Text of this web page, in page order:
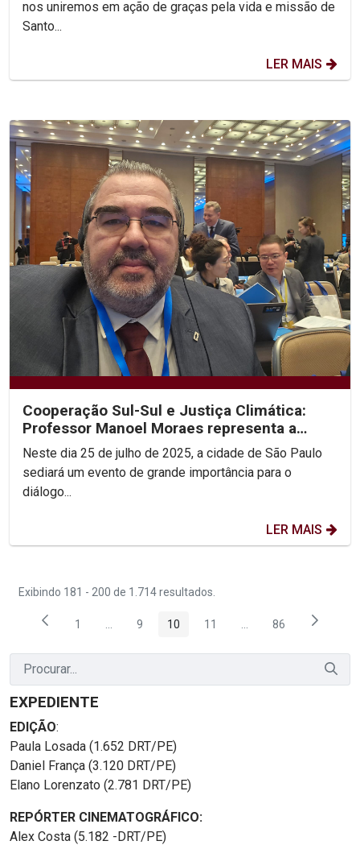
nos uniremos em ação de graças pela vida e missão de
Santo...
LER MAIS
Cooperação Sul-Sul e Justiça Climática:
Professor Manoel Moraes representa a
UNICAP em sua 2ª...
Neste dia 25 de julho de 2025, a cidade de São Paulo
sediará um evento de grande importância para o
diálogo...
LER MAIS
Exibindo 181 - 200 de 1.714 resultados.
Página
1 Páginas intermediárias Usar ABA para navegar.
Página
9 Página
10 Página
11 PáginasPágina
86
EXPEDIENTE
EDIÇÃO:
Paula Losada (1.652 DRT/PE)
Daniel França (3.120 DRT/PE)
Elano Lorenzato (2.781 DRT/PE)
REPÓRTER CINEMATOGRÁFICO:
Alex Costa (5.182 -DRT/PE)